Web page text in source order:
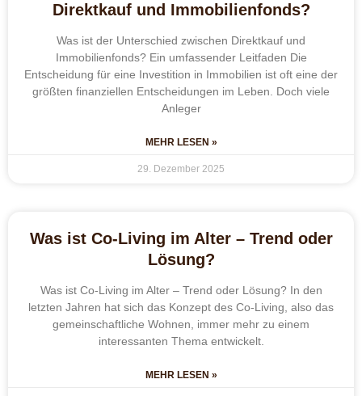
Direktkauf und Immobilienfonds?
Was ist der Unterschied zwischen Direktkauf und
Immobilienfonds? Ein umfassender Leitfaden Die
Entscheidung für eine Investition in Immobilien ist oft eine der
größten finanziellen Entscheidungen im Leben. Doch viele
Anleger
MEHR LESEN »
29. Dezember 2025
Was ist Co-Living im Alter – Trend oder
Lösung?
Was ist Co-Living im Alter – Trend oder Lösung? In den
letzten Jahren hat sich das Konzept des Co-Living, also das
gemeinschaftliche Wohnen, immer mehr zu einem
interessanten Thema entwickelt.
MEHR LESEN »